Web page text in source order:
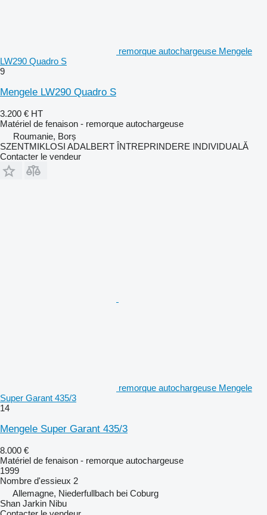
remorque autochargeuse Mengele
LW290 Quadro S
9
Mengele LW290 Quadro S
3.200 € HT
Matériel de fenaison - remorque autochargeuse
Roumanie, Borș
SZENTMIKLOSI ADALBERT ÎNTREPRINDERE INDIVIDUALĂ
Contacter le vendeur
remorque autochargeuse Mengele
Super Garant 435/3
14
Mengele Super Garant 435/3
8.000 €
Matériel de fenaison - remorque autochargeuse
1999
Nombre d'essieux 2
Allemagne, Niederfullbach bei Coburg
Shan Jarkin Nibu